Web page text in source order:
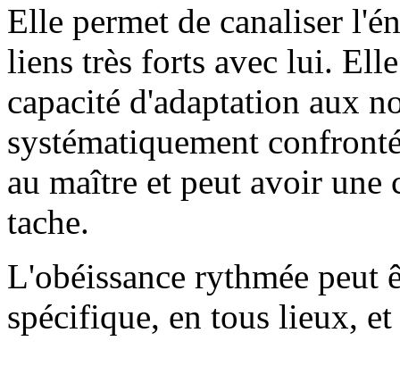
Elle permet de canaliser
liens très forts avec lui.
capacité d'adaptation aux
systématiquement
au maître et peut avoir une
tache.
L'obéissance rythmée peut
spécifique, en tous lieux,